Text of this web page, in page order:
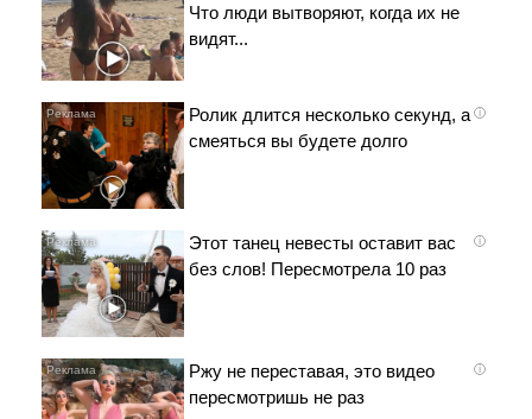
Что люди вытворяют, когда их не
видят...
i
Ролик длится несколько секунд, а
смеяться вы будете долго
i
Этот танец невесты оставит вас
без слов! Пересмотрела 10 раз
i
Ржу не переставая, это видео
пересмотришь не раз